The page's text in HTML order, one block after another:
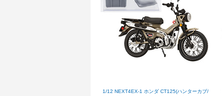
1/12 NEXT4EX-1 ホンダ CT125(ハンターカブ/